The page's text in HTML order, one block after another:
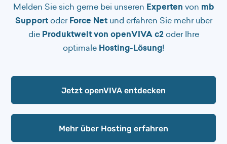
Melden Sie sich gerne bei unseren Experten von mb
SupportoderForce Netund erfahren Sie mehr über
die Produktwelt von openVIVA c2oder Ihre
optimale Hosting-Lösung!
Jetzt openVIVA entdecken
Mehr über Hosting erfahren